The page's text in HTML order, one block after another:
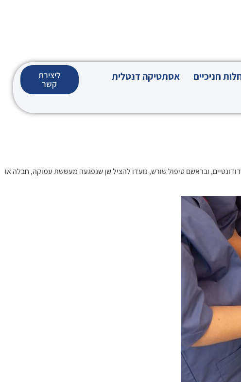
חניכיים
אסתטיקה דנטלית
ליצירת
קשר
ובראשם טיפול שורש, נועדו להציל שן שנפגעה מעששת עמוקה, חבלה או